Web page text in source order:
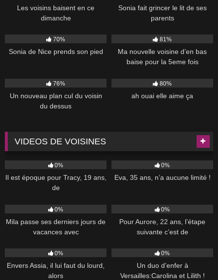
Les voisins baisent en ce
dimanche
Sonia fait grincer le lit de ses
parents
70%
Sonia de Nice prends son pied
81%
Ma nouvelle voisine d’en bas
baise pour la 5eme fois
76%
Un nouveau plan cul du voisin
du dessus
80%
ah ouai elle aime ça
VIDEOS DE VOISINES
0%
Il est époque pour Tracy, 19 ans,
de
0%
Eva, 35 ans, n’a aucune limité !
0%
Mila passe ses derniers jours de
vacances avec
0%
Pour Aurore, 22 ans, l’étape
suivante c’est de
0%
Envers Assia, il lui faut du lourd,
alors
0%
Un duo d’enfer à
Versailles:Carolina et Lilith !